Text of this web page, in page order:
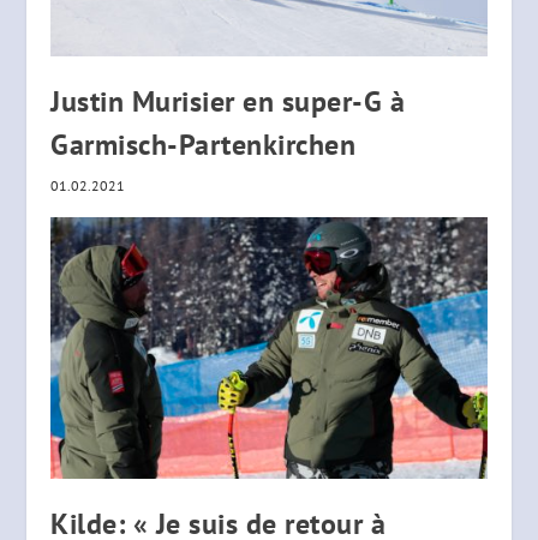
Justin Murisier en super-G à
Garmisch-Partenkirchen
01.02.2021
Kilde: « Je suis de retour à